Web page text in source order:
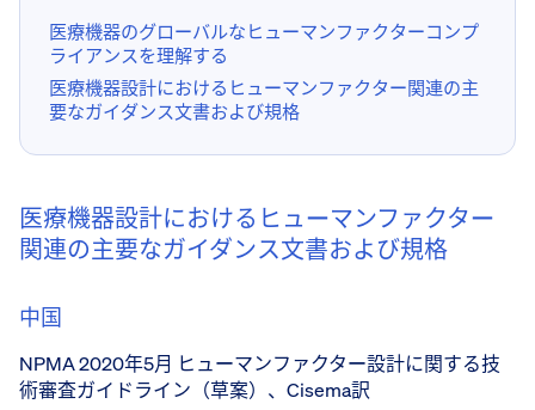
医療機器のグローバルなヒューマンファクターコンプ
ライアンスを理解する
医療機器設計におけるヒューマンファクター関連の主
要なガイダンス文書および規格
医療機器設計におけるヒューマンファクター
関連の主要なガイダンス文書および規格
中国
NPMA 2020年5月 ヒューマンファクター設計に関する技
術審査ガイドライン（草案）、Cisema訳